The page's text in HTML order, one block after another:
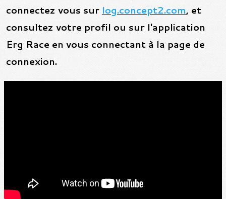
connectez vous sur log.concept2.com, et
consultez votre profil ou sur l'application
Erg Race en vous connectant à la page de
connexion.